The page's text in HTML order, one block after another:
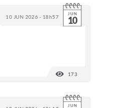
10 JUN 2026 - 18h57 JUN
10
173
JUN